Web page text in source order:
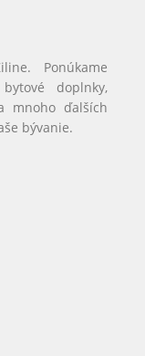
Ponúkame
doplnky,
mnoho ďalších
bývanie.